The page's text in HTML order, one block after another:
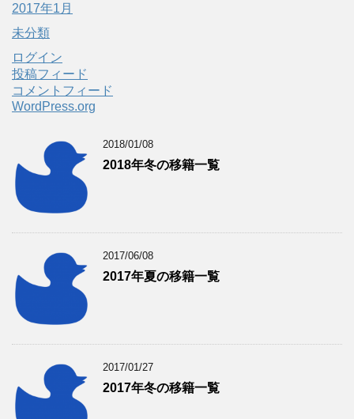
2017年1月
未分類
ログイン
投稿フィード
コメントフィード
WordPress.org
2018/01/08
2018年冬の移籍一覧
2017/06/08
2017年夏の移籍一覧
2017/01/27
2017年冬の移籍一覧